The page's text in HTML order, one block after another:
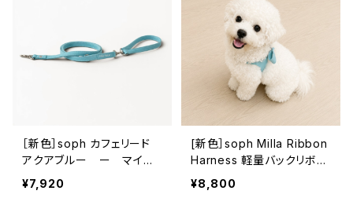
［新色］soph カフェリード
アクアブルー ー マイク
ロファイバースエード 人
口スエード リード エコ
¥7,920
[新色］soph Milla Ribbon
Harness 軽量バックリボン
ハーネス アクアブルー
ーMilla series-
¥8,800